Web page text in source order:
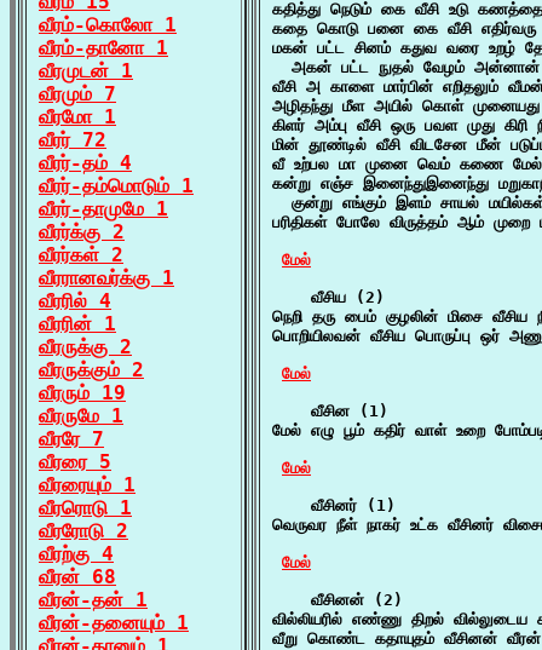
வீரம்-கொலோ 1
வீரம்-தானோ 1
வீரமுடன் 1
வீரமும் 7
வீரமோ 1
வீரர் 72
வீரர்-தம் 4
வீரர்-தம்மொடும் 1
வீரர்-தாமுமே 1
வீரர்க்கு 2
வீரர்கள் 2
வீரரானவர்க்கு 1
வீரரில் 4
வீரரின் 1
வீரருக்கு 2
வீரருக்கும் 2
வீரரும் 19
வீரருமே 1
வீரரே 7
வீரரை 5
வீரரையும் 1
வீரரொடு 1
வீரரோடு 2
வீரற்கு 4
வீரன் 68
வீரன்-தன் 1
வீரன்-தனையும் 1
கதித்து நெடும் கை வீசி உடு
கதை கொடு பனை கை வீசி
மகன் பட்ட சினம் கதுவ வரை உறழ்
அகன் பட்ட நுதல் வேழம் அன்னான்
வீசி அ காளை மார்பின் எறிதலும்
அழிதந்து மீள அயில் கொள்
கிளர் அம்பு வீசி ஒரு பவள முது
மின் தூண்டில் வீசி விடசேன மீன்
வீ உற்பல மா முனை வெம் கணை மேல்
கன்று எஞ்ச இனைந்துஇனைந்து
குன்று எங்கும் இளம் சாயல் மயில்கள்
பரிதிகள் போலே விருத்தம் ஆம் முறை
மேல்
    வீசிய (2)
நெறி தரு பைம் குழலின் மிசை வீசிய
பொறியிலவன் வீசிய பொருப்பு ஒர்
மேல்
    வீசின (1)
மேல் எழு பூம் கதிர் வாள் உறை
மேல்
    வீசினர் (1)
வெருவர நீள் நாகர் உட்க வீசினர்
மேல்
    வீசினன் (2)
வில்லியரில் எண்ணு திறல்
வீறு கொண்ட கதாயுதம் வீசினன் வீரன்